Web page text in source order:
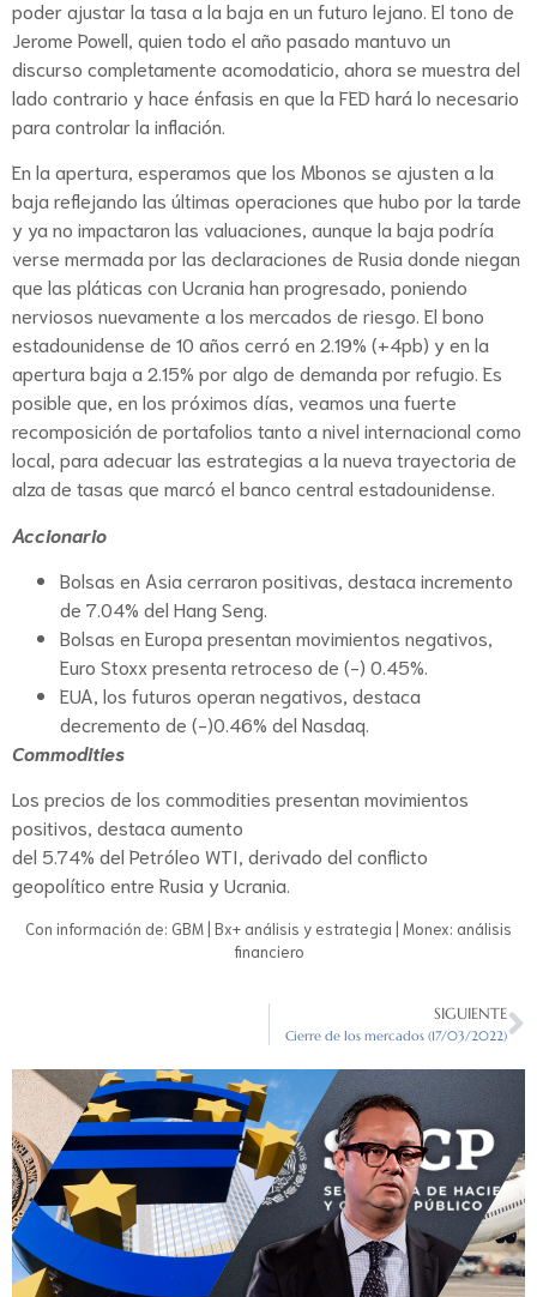
poder ajustar la tasa a la baja en un futuro lejano. El tono de
Jerome Powell, quien todo el año pasado mantuvo un
discurso completamente acomodaticio, ahora se muestra del
lado contrario y hace énfasis en que la FED hará lo necesario
para controlar la inflación.
En la apertura, esperamos que los Mbonos se ajusten a la
baja reflejando las últimas operaciones que hubo por la tarde
y ya no impactaron las valuaciones, aunque la baja podría
verse mermada por las declaraciones de Rusia donde niegan
que las pláticas con Ucrania han progresado, poniendo
nerviosos nuevamente a los mercados de riesgo. El bono
estadounidense de 10 años cerró en 2.19% (+4pb) y en la
apertura baja a 2.15% por algo de demanda por refugio. Es
posible que, en los próximos días, veamos una fuerte
recomposición de portafolios tanto a nivel internacional como
local, para adecuar las estrategias a la nueva trayectoria de
alza de tasas que marcó el banco central estadounidense.
Accionario
Bolsas en Asia cerraron positivas, destaca incremento
de 7.04% del Hang Seng.
Bolsas en Europa presentan movimientos negativos,
Euro Stoxx presenta retroceso de (-) 0.45%.
EUA, los futuros operan negativos, destaca
decremento de (-)0.46% del Nasdaq.
Commodities
Los precios de los commodities presentan movimientos
positivos, destaca aumento
del 5.74% del Petróleo WTI, derivado del conflicto
geopolítico entre Rusia y Ucrania.
Con información de: GBM | Bx+ análisis y estrategia | Monex: análisis
financiero
SIGUIENTE
Cierre de los mercados (17/03/2022)